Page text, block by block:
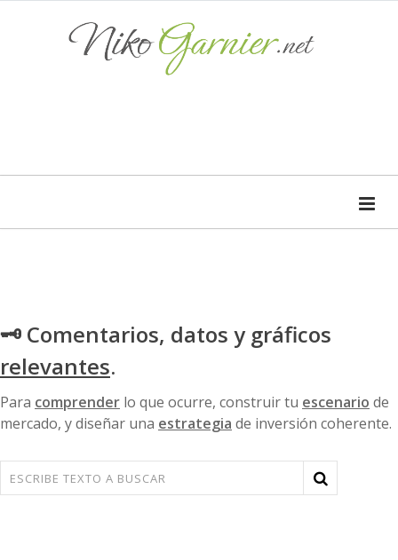
🗝 Comentarios, datos y gráficos
relevantes.
Para comprender lo que ocurre, construir tu escenario de
mercado, y diseñar una estrategia de inversión coherente.